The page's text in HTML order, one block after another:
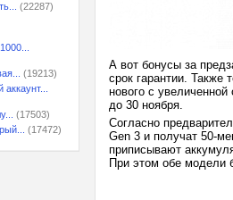
(22287)
(19213)
(17503)
(17472)
А вот бонусы за
срок гарантии. Также
нового с
до 30 ноября.
Согласно
Gen 3 и получат 50-
приписывают
При этом обе модели